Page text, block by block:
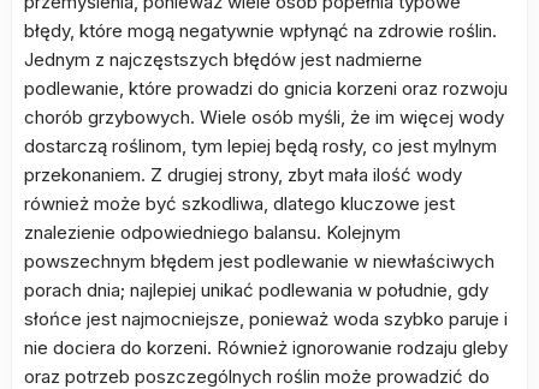
błędy, które mogą negatywnie wpłynąć na zdrowie roślin.
Jednym z najczęstszych błędów jest nadmierne
podlewanie, które prowadzi do gnicia korzeni oraz rozwoju
chorób grzybowych. Wiele osób myśli, że im więcej wody
dostarczą roślinom, tym lepiej będą rosły, co jest mylnym
przekonaniem. Z drugiej strony, zbyt mała ilość wody
również może być szkodliwa, dlatego kluczowe jest
znalezienie odpowiedniego balansu. Kolejnym
powszechnym błędem jest podlewanie w niewłaściwych
porach dnia; najlepiej unikać podlewania w południe, gdy
słońce jest najmocniejsze, ponieważ woda szybko paruje i
nie dociera do korzeni. Również ignorowanie rodzaju gleby
oraz potrzeb poszczególnych roślin może prowadzić do